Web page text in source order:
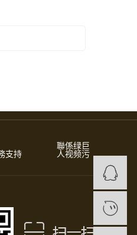
支持
聯係绿巨
人视频污